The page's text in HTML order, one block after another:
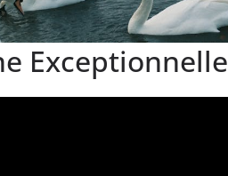
Exceptionnelle